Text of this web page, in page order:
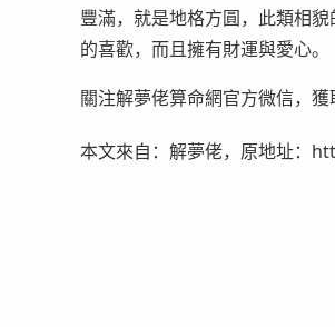
豐滿，就是地格方圓，此類相
的喜歡，而且擁有財運與愛心。
關注解夢佬算命網官方微信，獲
本文來自：解夢佬，原地址